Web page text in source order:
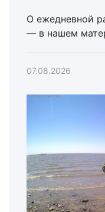
О ежедневной
— в нашем
07.08.2026